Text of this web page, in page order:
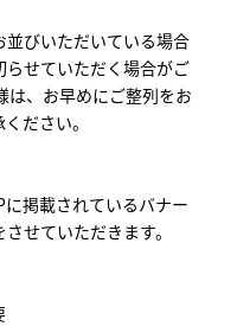
びいただいている場合
せていただく場合がご
は、お早めにご整列をお
ださい。
に掲載されているバナー
せていただきます。